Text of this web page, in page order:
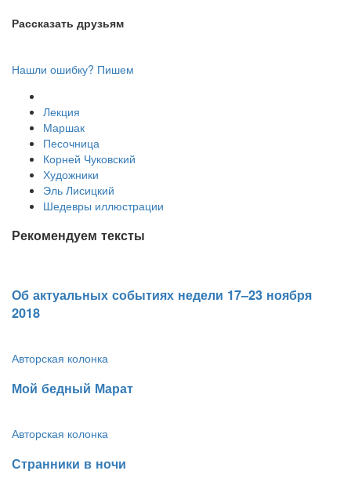
Рассказать друзьям
Нашли ошибку? Пишем
Лекция
Маршак
Песочница
Корней Чуковский
Художники
Эль Лисицкий
Шедевры иллюстрации
Рекомендуем тексты
​Об актуальных событиях недели 17–23 ноября
2018
Авторская колонка
​Мой бедный Марат
Авторская колонка
​Странники в ночи